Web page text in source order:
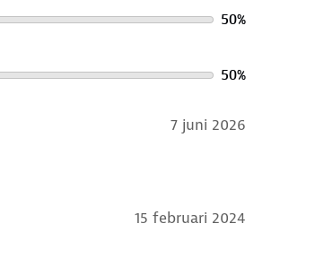
50%
50%
7 juni 2026
15 februari 2024